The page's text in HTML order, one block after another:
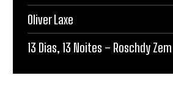
Oliver Laxe
13 Dias, 13 Noites – Roschdy Zem